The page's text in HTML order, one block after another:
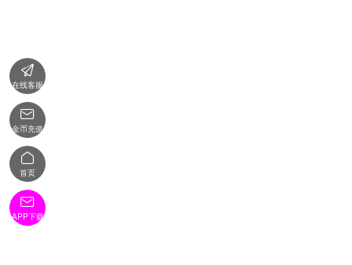

在线客服

金币充值

首页

APP下载